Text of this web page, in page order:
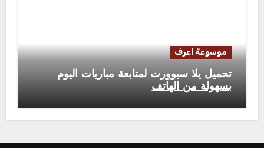
موسوعة اعرف
تحميل يلا سبوورت لمتابعة مباريات اليوم
بسهولة من الهاتف